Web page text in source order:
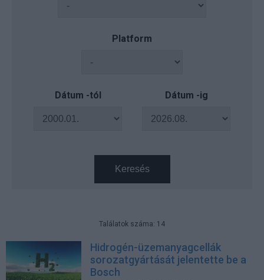
Platform
Dátum -tól Dátum -ig
Keresés
Találatok száma: 14
Hidrogén-üzemanyagcellák
sorozatgyártását jelentette be a
Bosch